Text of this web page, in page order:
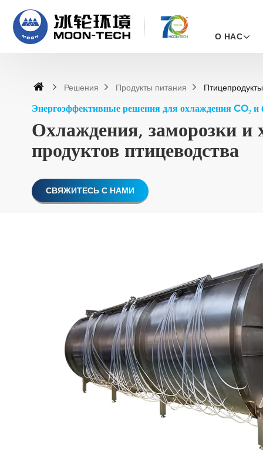
О НАС
Решения Продукты питания Птицепродукты
Энергоэффективные решения для охлаждения CO₂
Охлаждения, заморозки и
продуктов птицеводства
СВЯЖИТЕСЬ С НАМИ